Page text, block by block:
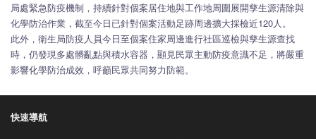
局處緊急防疫機制，持續針對個案居住地與工作地周圍展開孳生源清除與
化學防治作業，截至今日已針對個案活動足跡周邊擴大採檢近120人。
此外，衛生局防疫人員今日至個案住家周邊進行社區巡檢與孳生源查找
時，仍發現多處髒亂點與積水容器，顯見民眾主動防疫意識不足，將嚴重
影響化學防治成效，呼籲民眾共同努力防範。
快速導航